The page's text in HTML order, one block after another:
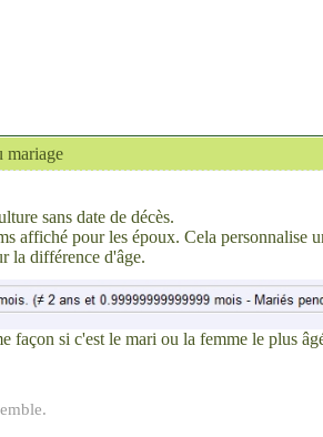
mariage
sans date de décès.
affiché pour les époux. Cela personnalise
la différence d'âge.
façon si c'est le mari ou la femme le plus